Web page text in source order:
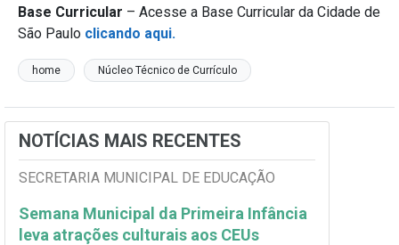
Base Curricular – Acesse a Base Curricular da Cidade de
São Paulo clicando aqui.
home Núcleo Técnico de Currículo
NOTÍCIAS MAIS RECENTES
SECRETARIA MUNICIPAL DE EDUCAÇÃO
Semana Municipal da Primeira Infância
leva atrações culturais aos CEUs